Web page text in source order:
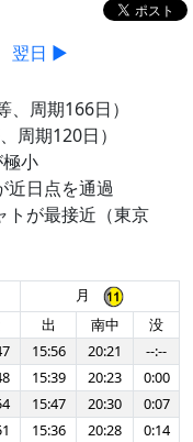
翌日 ▶
、周期166日）
周期120日）
小
近日点を通過
トが最接近（東京
月
出 南中
没
15:56 20:21
--:--
15:39 20:23
0:00
15:47 20:30
0:07
15:36 20:28
0:14